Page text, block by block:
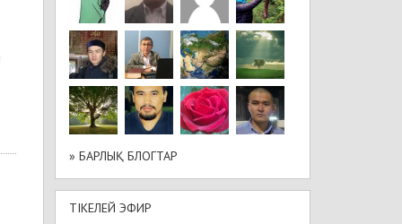
» БАРЛЫҚ БЛОГТАР
ТІКЕЛЕЙ ЭФИР